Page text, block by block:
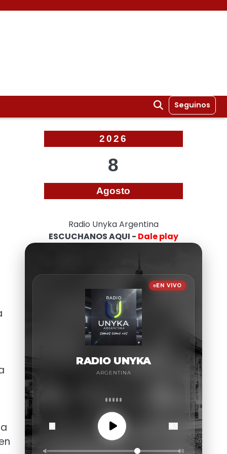
Seguinos
2026
8
Agosto
Radio Unyka Argentina
ESCUCHANOS AQUI - Dale play